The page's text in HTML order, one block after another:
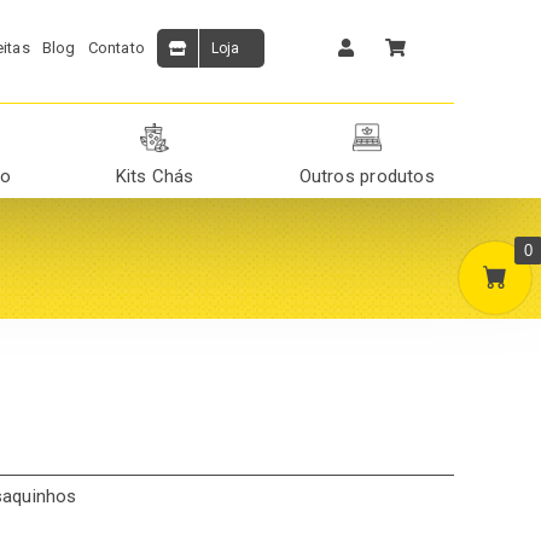
Blog Contato Loja
Kits Chás Outros produtos
0